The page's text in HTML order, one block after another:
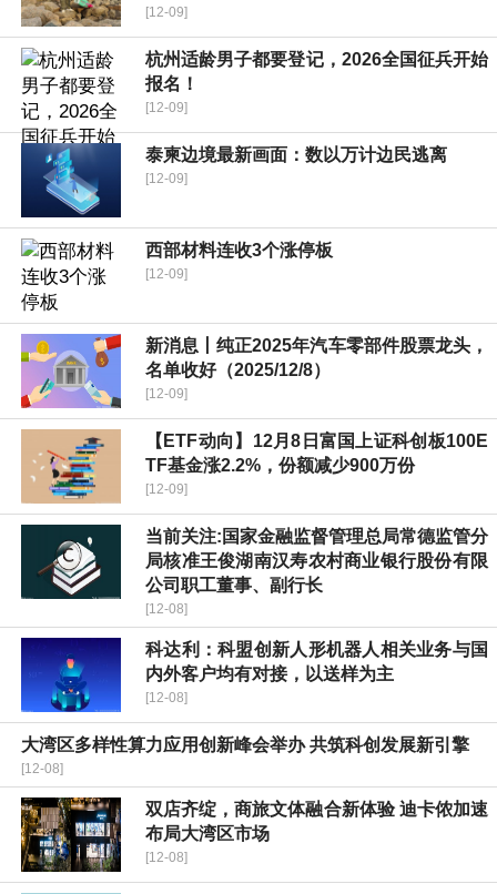
[12-09]
杭州适龄男子都要登记，2026全国征兵开始
报名！
[12-09]
泰柬边境最新画面：数以万计边民逃离
[12-09]
西部材料连收3个涨停板
[12-09]
新消息丨纯正2025年汽车零部件股票龙头，
名单收好（2025/12/8）
[12-09]
【ETF动向】12月8日富国上证科创板100E
TF基金涨2.2%，份额减少900万份
[12-09]
当前关注:国家金融监督管理总局常德监管分
局核准王俊湖南汉寿农村商业银行股份有限
公司职工董事、副行长
[12-08]
科达利：科盟创新人形机器人相关业务与国
内外客户均有对接，以送样为主
[12-08]
大湾区多样性算力应用创新峰会举办 共筑科创发展新引擎
[12-08]
双店齐绽，商旅文体融合新体验 迪卡侬加速
布局大湾区市场
[12-08]